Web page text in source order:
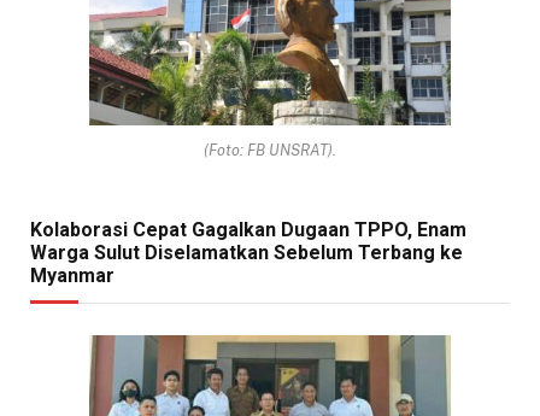
(Foto: FB UNSRAT).
Kolaborasi Cepat Gagalkan Dugaan TPPO, Enam
Warga Sulut Diselamatkan Sebelum Terbang ke
Myanmar